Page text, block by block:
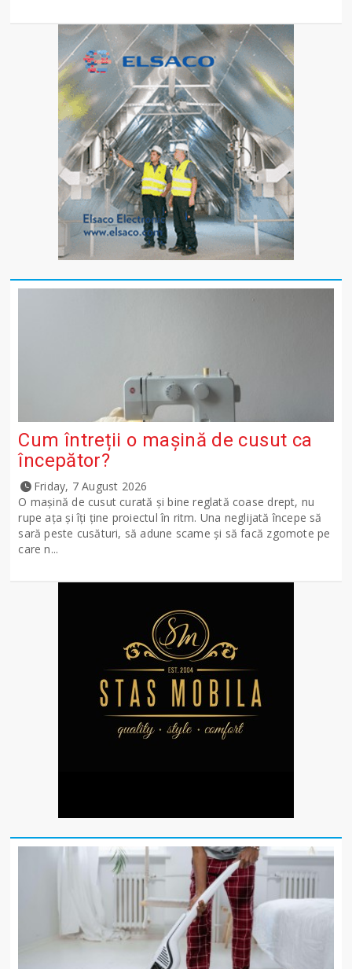
Cum întreții o mașină de cusut ca
începător?
Friday, 7 August 2026
O mașină de cusut curată și bine reglată coase drept, nu
rupe ața și îți ține proiectul în ritm. Una neglijată începe să
sară peste cusături, să adune scame și să facă zgomote pe
care n...